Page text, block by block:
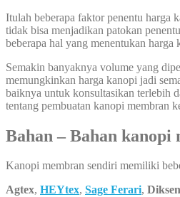
Itulah beberapa faktor penentu harga
tidak bisa menjadikan patokan
beberapa hal yang menentukan harga
Semakin banyaknya volume yang
memungkinkan harga kanopi jadi
baiknya untuk konsultasikan terlebih
tentang pembuatan kanopi membran
Bahan – Bahan kanopi
Kanopi membran sendiri memiliki
Agtex, HEYtex, Sage Ferari, Diksen